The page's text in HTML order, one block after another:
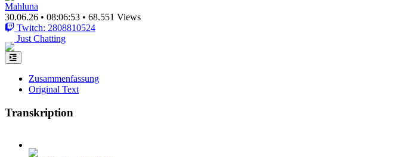
Mahluna
30.06.26 • 08:06:53 • 68.551 Views
Twitch: 2808810524
Just Chatting
Zusammenfassung
Original Text
Transkription